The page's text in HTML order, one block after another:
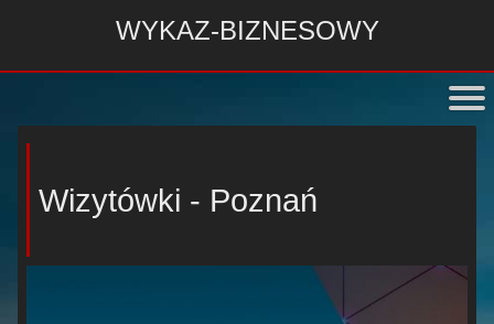
WYKAZ-BIZNESOWY
Wizytówki - Poznań